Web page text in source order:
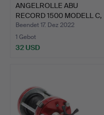
ANGELROLLE ABU
RECORD 1500 MODELL C,
1950e…
Beendet 17. Dez 2022
1 Gebot
32 USD